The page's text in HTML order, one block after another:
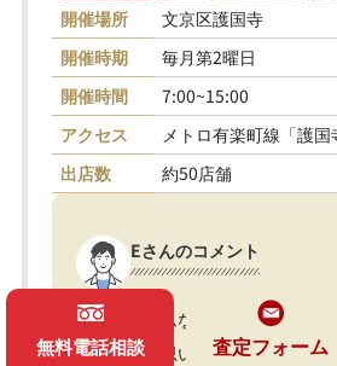
開催場所
文京区護国寺
開催時期
毎月第2曜日
開催時間
7:00~15:00
アクセス
メトロ有楽町線「護
出店数
約50店舗
Eさんのコメント
アットホームな感じで親近感があ
はいいなと思いました！店主の方
無料電話相談 査定フォーム